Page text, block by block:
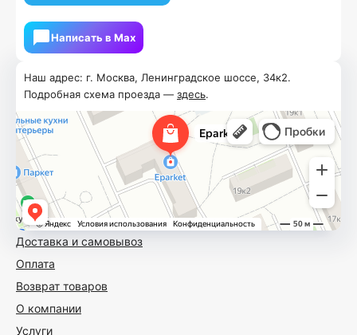
Доставка и самовывоз
Оплата
Возврат товаров
О компании
Услуги
Наш адрес: г. Москва, Ленинградское шоссе, 34к2.
Подробная схема проезда — здесь.
Написать в Мах